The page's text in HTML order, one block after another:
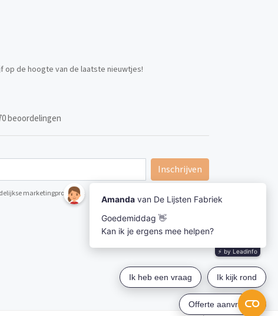
op de hoogte van de laatste nieuwtjes!
beoordelingen
Inschrijven
marketingpromoties